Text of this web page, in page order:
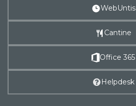
WebUntis
Cantine
Office 365
Helpdesk